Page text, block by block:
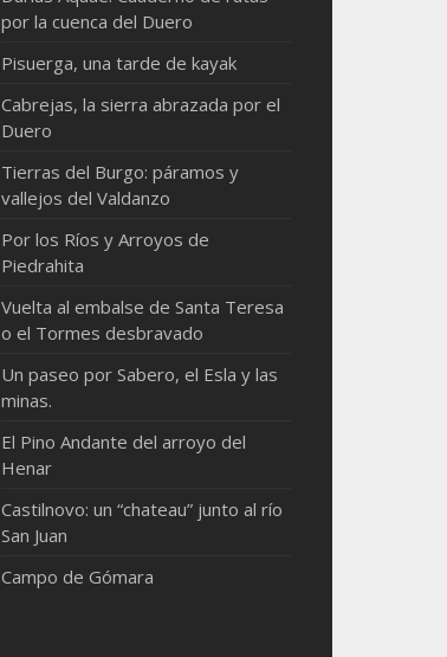
por la cuenca del Duero
Pisuerga, una tarde de kayak
Cabrejas, la sierra abrazada por el
Duero
Tierras del Burgo: páramos y
vallejos del Valdanzo
Por los Ríos y Arroyos de
Piedrahita
Vuelta al embalse de Santa Teresa
o el Tormes desbravado
Un paseo por Sabero, el Esla y las
minas.
El Pino Andante del arroyo del
Henar
Castilnovo: un “chateau” junto al río
San Juan
Campo de Gómara